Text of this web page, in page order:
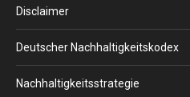
Disclaimer
Deutscher Nachhaltigkeitskodex
Nachhaltigkeitsstrategie